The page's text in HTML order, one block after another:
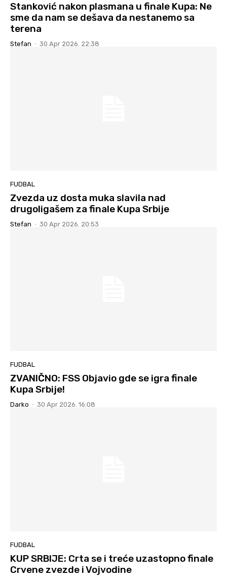
Stanković nakon plasmana u finale Kupa: Ne
sme da nam se dešava da nestanemo sa
terena
Stefan - 30 Apr 2026. 22:38
FUDBAL
Zvezda uz dosta muka slavila nad
drugoligašem za finale Kupa Srbije
Stefan - 30 Apr 2026. 20:53
FUDBAL
ZVANIČNO: FSS Objavio gde se igra finale
Kupa Srbije!
Darko - 30 Apr 2026. 16:08
FUDBAL
KUP SRBIJE: Crta se i treće uzastopno finale
Crvene zvezde i Vojvodine